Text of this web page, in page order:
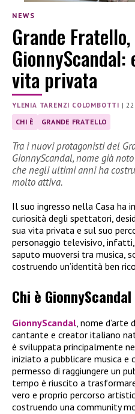
NEWS
Grande
vita privata
YLENIA TARENZI COLOMBOTTI |
CHI È GRANDE FRATELLO
Tra i nuovi protagonisti del
GionnyScandal, nome già
che negli ultimi anni ha
molto attiva.
Il suo ingresso nella Casa ha
curiosità degli spettatori,
sua vita privata e sul suo
personaggio televisivo,
saputo muoversi tra musica,
costruendo un’identità ben
Chi è GionnyScandal
GionnyScandal, nome d’arte
cantante e creator italiano
è sviluppata principalmente
iniziato a pubblicare musica e
permesso di raggiungere un
tempo è riuscito a
vero e proprio percorso
costruendo una community